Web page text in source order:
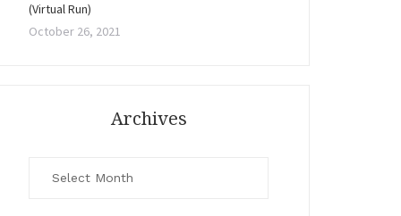
(Virtual Run)
October 26, 2021
Archives